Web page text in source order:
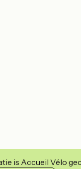
is Accueil Vélo